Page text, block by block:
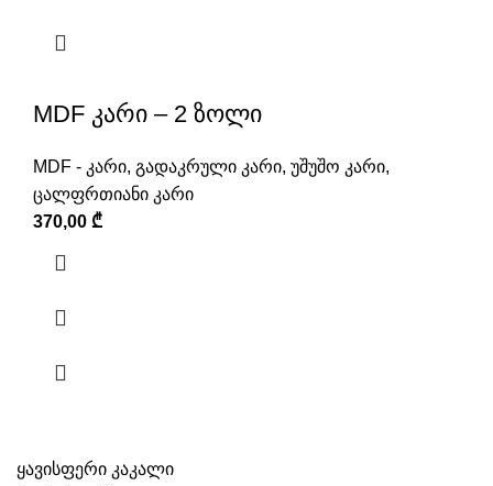
MDF კარი – 2 ზოლი
MDF - კარი, გადაკრული კარი, უშუშო კარი,
ცალფრთიანი კარი
370,00 ₾
ყავისფერი კაკალი